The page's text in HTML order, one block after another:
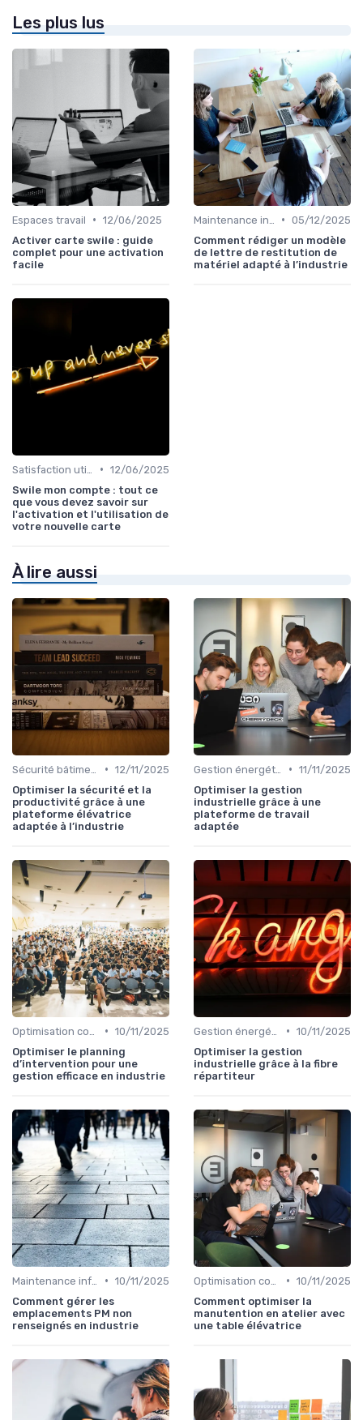
Les plus lus
Espaces travail • 12/06/2025
Activer carte swile : guide
complet pour une activation
facile
• 05/12/2025
Comment rédiger un modèle
de lettre de restitution de
matériel adapté à l’industrie
• 12/06/2025
Swile mon compte : tout ce
que vous devez savoir sur
l'activation et l'utilisation de
votre nouvelle carte
À lire aussi
• 12/11/2025
Optimiser la sécurité et la
productivité grâce à une
plateforme élévatrice
adaptée à l’industrie
• 11/11/2025
Optimiser la gestion
industrielle grâce à une
plateforme de travail
adaptée
• 10/11/2025
Optimiser le planning
d’intervention pour une
gestion efficace en industrie
• 10/11/2025
Optimiser la gestion
industrielle grâce à la fibre
répartiteur
• 10/11/2025
Comment gérer les
emplacements PM non
renseignés en industrie
• 10/11/2025
Comment optimiser la
manutention en atelier avec
une table élévatrice